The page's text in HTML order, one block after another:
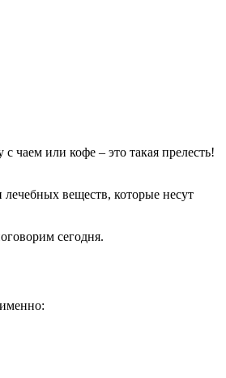
чаем или кофе – это такая прелесть!
веществ, которые несут
сегодня.